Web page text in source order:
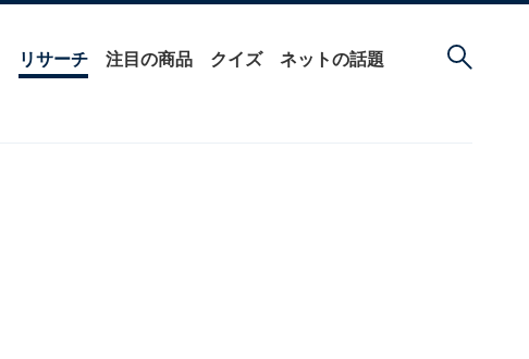
リサーチ 注目の商品 クイズ ネットの話題